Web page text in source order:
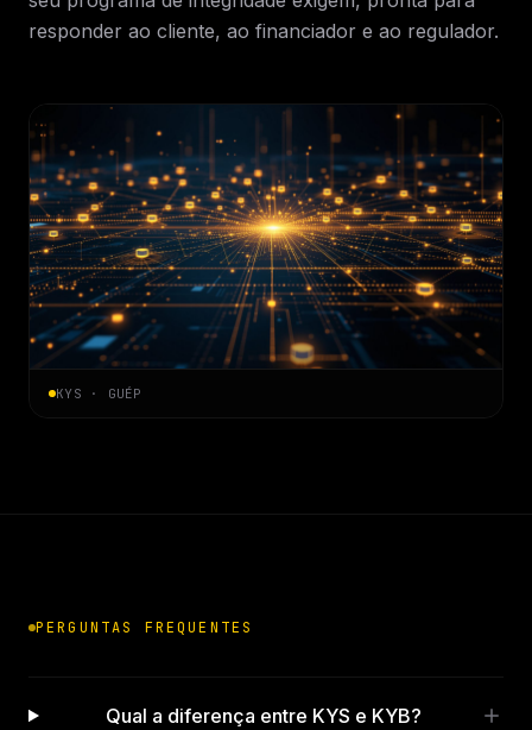
responder ao cliente, ao financiador e ao regulador.
KYS · GUÉP
PERGUNTAS FREQUENTES
Qual a diferença entre KYS e KYB?